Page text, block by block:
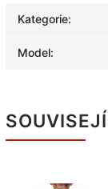
Kategorie:
Model: